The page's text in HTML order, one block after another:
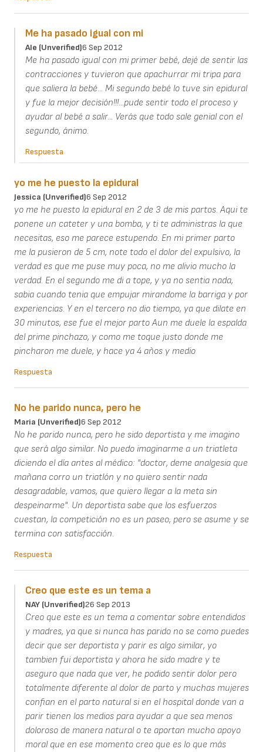
Me ha pasado igual con mi
Ale (unverified)6 Sep 2012
Me ha pasado igual con mi primer bebé, dejé de sentir las
contracciones y tuvieron que apachurrar mi tripa para
que saliera la bebé... Mi segundo bebé lo tuve sin epidural
y fue la mejor decisión!!!...pude sentir todo el proceso y
ayudar al bebé a salir... Verás que todo sale genial con el
segundo, ánimo.
Respuesta
yo me he puesto la epidural
Jessica (unverified)6 Sep 2012
yo me he puesto la epidural en 2 de 3 de mis partos. Aqui te
ponene un cateter y una bomba, y ti te administras la que
necesitas, eso me parece estupendo. En mi primer parto
me la pusieron de 5 cm, note todo el dolor del expulsivo, la
verdad es que me puse muy poca, no me alivio mucho la
verdad. En el segundo me di a tope, y ya no sentia nada,
sabia cuando tenia que empujar mirandome la barriga y por
experiencias. Y en el tercero no dio tiempo, ya que dilate en
30 minutos, ese fue el mejor parto Aun me duele la espalda
del prime pinchazo, y como me toque justo donde me
pincharon me duele, y hace ya 4 años y medio
Respuesta
No he parido nunca, pero he
Maria (unverified)6 Sep 2012
No he parido nunca, pero he sido deportista y me imagino
que será algo similar. No puedo imaginarme a un triatleta
diciendo el día antes al médico: "doctor, deme analgesia que
mañana corro un triatlón y no quiero sentir nada
desagradable, vamos, que quiero llegar a la meta sin
despeinarme". Un deportista sabe que los esfuerzos
cuestan, la competición no es un paseo, pero se asume y se
termina con satisfacción.
Respuesta
Creo que este es un tema a
NAY (unverified)26 Sep 2013
Creo que este es un tema a comentar sobre entendidos
y madres, ya que si nunca has parido no se como puedes
decir que ser deportista y parir es algo similar, yo
tambien fui deportista y ahora he sido madre y te
aseguro que nada que ver, he podido sentir dolor pero
totalmente diferente al dolor de parto y muchas mujeres
confian en el parto natural si en el hospital donde van a
parir tienen los medios para ayudar a que sea menos
doloroso de manera natural o te aportan mucho apoyo
moral que en ese momento creo que es lo que más